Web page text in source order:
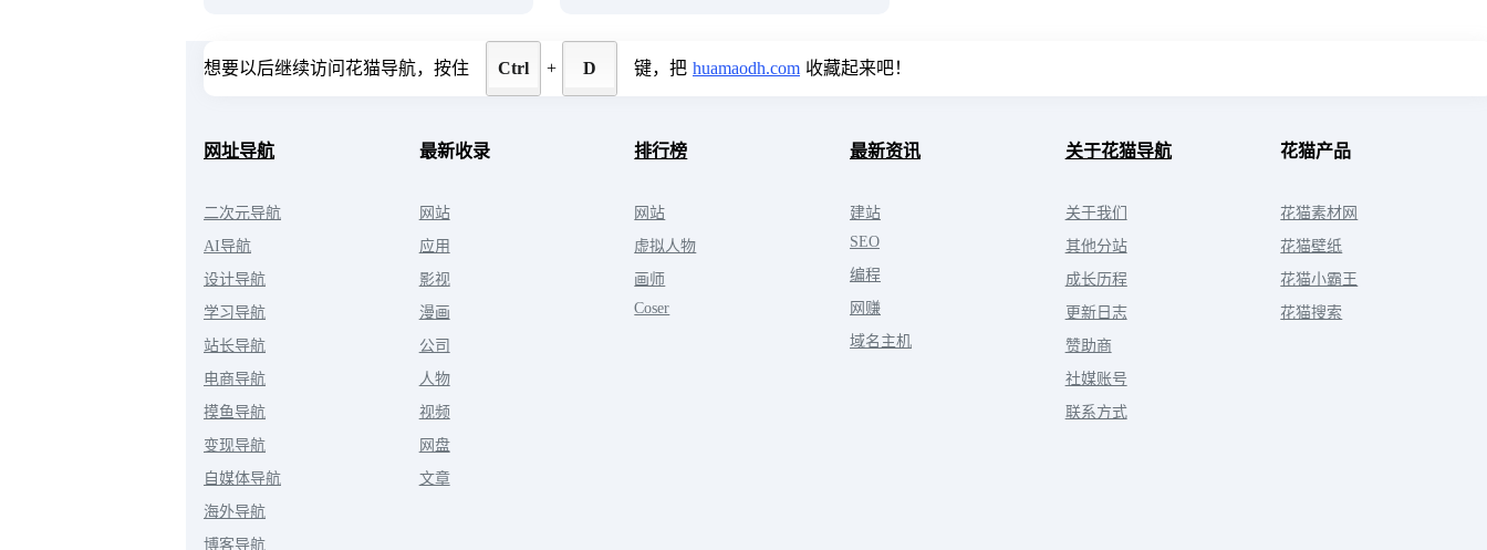
业者，了解最新跨境爆
想要以后继续访问花猫导航，按住 Ctrl + D 键，把 huamaodh.com 收藏起来吧！
网址导航
二次元导航
AI导航
设计导航
学习导航
站长导航
电商导航
摸鱼导航
变现导航
自媒体导航
海外导航
博客导航
最新收录
网站
应用
影视
漫画
公司
人物
视频
网盘
文章
排行榜
网站
虚拟人物
画师
Coser
最新资讯
建站
SEO
编程
网赚
域名主机
关于花猫导航
关于我们
其他分站
成长历程
更新日志
赞助商
社媒账号
联系方式
花猫产品
花猫素材网
花猫壁纸
花猫小霸王
花猫搜索